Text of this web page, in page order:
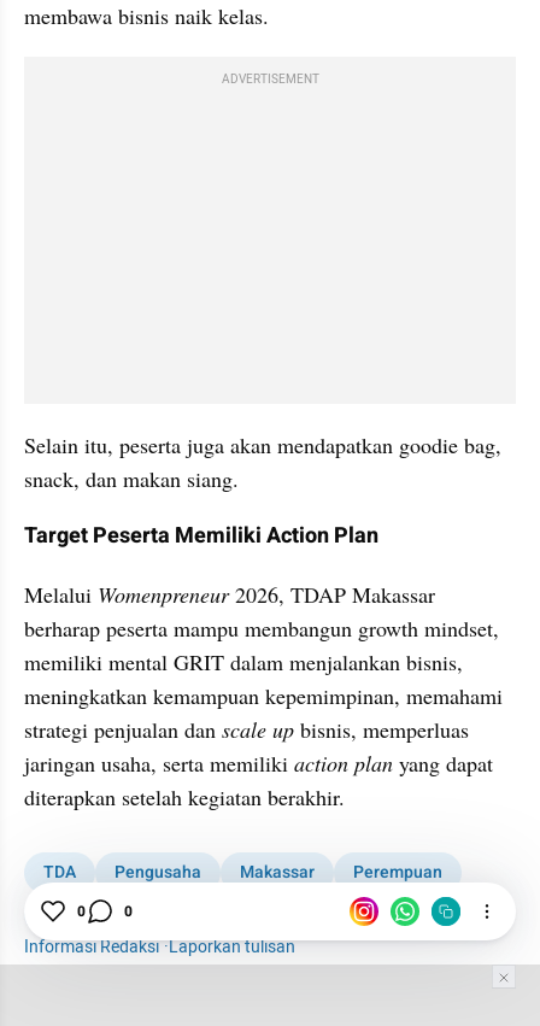
membawa bisnis naik kelas.
ADVERTISEMENT
Selain itu, peserta juga akan mendapatkan goodie bag,
snack, dan makan siang.
Target Peserta Memiliki Action Plan
Melalui Womenpreneur 2026, TDAP Makassar
berharap peserta mampu membangun growth mindset,
memiliki mental GRIT dalam menjalankan bisnis,
meningkatkan kemampuan kepemimpinan, memahami
strategi penjualan dan scale up bisnis, memperluas
jaringan usaha, serta memiliki action plan yang dapat
diterapkan setelah kegiatan berakhir.
TDA Pengusaha Makassar
Perempuan
Womenpreneur
Informasi Redaksi·Laporkan tulisan
0 0